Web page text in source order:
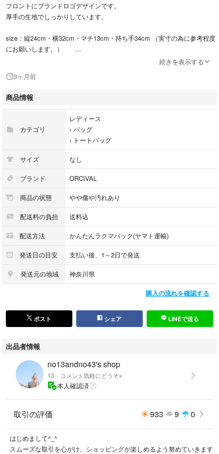
フロントにブランドロゴデザインです。
厚手の生地でしっかりしています。
size：縦24cm・横32cm・マチ13cm・持ち手34cm （実寸の為に参考程度
にお願いします。）
状態：C 部分的にシミがあり使用感があります。1箇所角のダメージがあ
ります。生地は厚手で現状使用に問題はありません。
管理番号:A2604224
他にもバッグを多数出品しているので見て頂けると嬉しいです。
-状態説明-
SS：未使用品（当店基準によるものです）
S：美品
B：若干の色褪せ・スレがあるが着用には問題ない一般的古着
C：色落ち・ホツレ等が目立つ
続きを表示する
3ヶ月前
商品情報
カテゴリ
レディース
› バッグ
› トートバッグ
サイズ なし
ブランド ORCIVAL
商品の状態 やや傷や汚れあり
配送料の負担 送料込
配送方法 かんたんラクマパック(ヤマト運輸)
発送日の目安 支払い後、1～2日で発送
発送元の地域 神奈川県
購入の流れを確認する
ポスト シェア LINEで送る
出品者情報
no13andno43's shop
13 コメント気軽にどうぞ⭐︎
本人確認済
取引の評価 933 9 0
はじめまして^_^
スムーズな取引を心がけ、ショッピングが楽しめるよう努めていきます